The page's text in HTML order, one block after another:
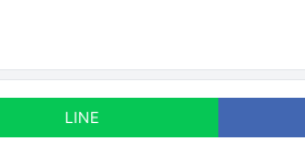
LINE